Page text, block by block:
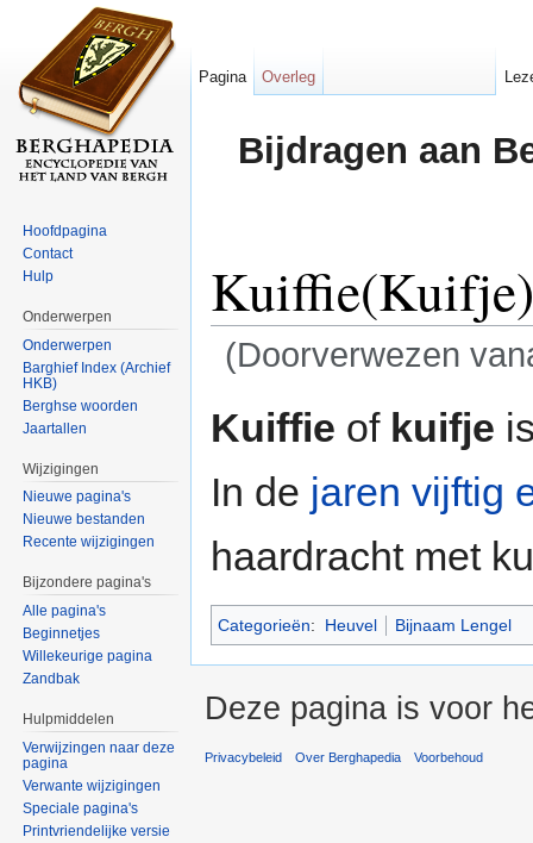
Bijdragen aan
(Doorverwezen
Kuiffie of kuifje
In de jaren vijftig
haardracht met
Categorieën: Heuvel Bijnaam Lengel
Pagina Overleg
Hoofdpagina
Contact
Hulp
Onderwerpen
Onderwerpen
Barghief Index (Archief
HKB)
Berghse woorden
Jaartallen
Wijzigingen
Nieuwe pagina's
Nieuwe bestanden
Recente wijzigingen
Bijzondere pagina's
Alle pagina's
Beginnetjes
Willekeurige pagina
Zandbak
Hulpmiddelen
Verwijzingen naar deze
pagina
Verwante wijzigingen
Speciale pagina's
Printvriendelijke versie
Deze pagina is voor
Privacybeleid Over Berghapedia Voorbehoud